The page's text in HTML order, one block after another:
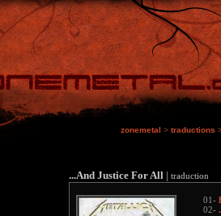
zonemetal > traductions
...And Justice For All | traduction
01-
02-